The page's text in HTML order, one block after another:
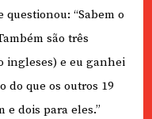
questionou: “Sabem o
são três
ingleses) e eu ganhei
do que os outros 19
e dois para eles.”